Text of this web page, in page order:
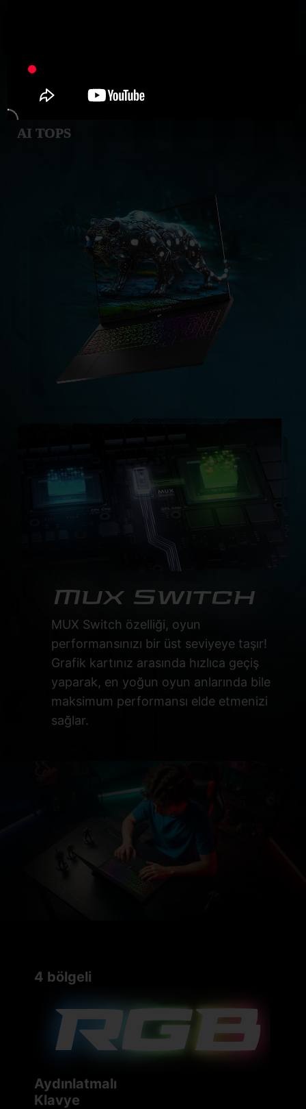
5060 Laptop GPU
572
AI TOPS
Mux Switch
MUX Switch özelliği, oyun
performansınızı bir üst seviyeye taşır!
Grafik kartınız arasında hızlıca geçiş
yaparak, en yoğun oyun anlarında bile
maksimum performansı elde etmenizi
sağlar.
4 bölgeli
Aydınlatmalı
Klavye